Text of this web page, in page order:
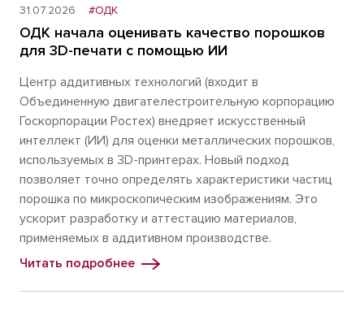
31.07.2026 #ОДК
ОДК начала оценивать качество порошков
для 3D-печати с помощью ИИ
Центр аддитивных технологий (входит в
Объединенную двигателестроительную корпорацию
Госкорпорации Ростех) внедряет искусственный
интеллект (ИИ) для оценки металлических порошков,
используемых в 3D-принтерах. Новый подход
позволяет точно определять характеристики частиц
порошка по микроскопическим изображениям. Это
ускорит разработку и аттестацию материалов,
применяемых в аддитивном производстве.
Читать подробнее